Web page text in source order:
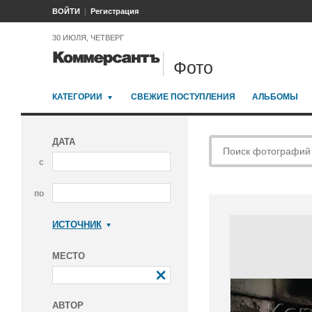
ВОЙТИ Регистрация
30 ИЮЛЯ, ЧЕТВЕРГ
Фото
КАТЕГОРИИ СВЕЖИЕ ПОСТУПЛЕНИЯ АЛЬБОМЫ
ДАТА
с
по
ИСТОЧНИК
МЕСТО
АВТОР